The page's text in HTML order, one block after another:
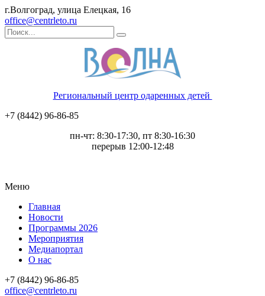
г.Волгоград, улица Елецкая, 16
office@centrleto.ru
Региональный центр одаренных детей
+7 (8442) 96-86-85
пн-чт: 8:30-17:30, пт 8:30-16:30
перерыв 12:00-12:48
Меню
Главная
Новости
Программы 2026
Мероприятия
Медиапортал
О нас
+7 (8442) 96-86-85
office@centrleto.ru